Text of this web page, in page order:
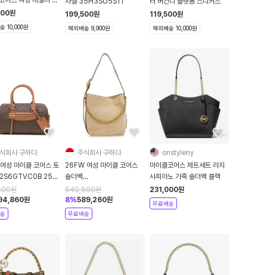
드 토 슬링백 펌프스
원
10,000원
199,500원
해외배송 9,900원
119,500원
해외배송 10,000원
회사 구하다
성 마이클 코어스 토
252
원
원
주식회사 구하다
26FW 여성 마이클 코어스
숄더백
30T6AUEM8S156
Beige
640,500원
8%589,260원
무료배송
onstyleny
마이클코어스 제트세트 라지
사피아노 가죽 숄더백 블랙
231,000원
무료배송